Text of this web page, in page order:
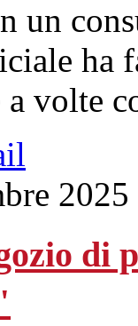
un
ha
a volte
di